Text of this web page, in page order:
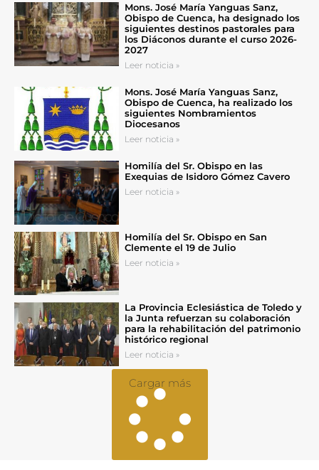
Mons. José María Yanguas Sanz,
Obispo de Cuenca, ha designado los
siguientes destinos pastorales para
los Diáconos durante el curso 2026-
2027
Leer noticia »
Mons. José María Yanguas Sanz,
Obispo de Cuenca, ha realizado los
siguientes Nombramientos
Diocesanos
Leer noticia »
Homilía del Sr. Obispo en las
Exequias de Isidoro Gómez Cavero
Leer noticia »
Homilía del Sr. Obispo en San
Clemente el 19 de Julio
Leer noticia »
La Provincia Eclesiástica de Toledo y
la Junta refuerzan su colaboración
para la rehabilitación del patrimonio
histórico regional
Leer noticia »
Cargar más